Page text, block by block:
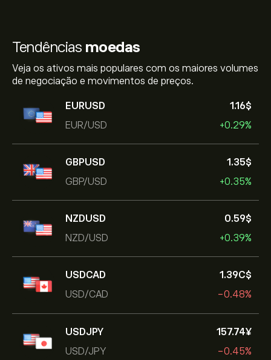
Tendências moedas
Veja os ativos mais populares com os maiores volumes
de negociação e movimentos de preços.
EURUSD
EUR/USD
1.16‎$‎
+0.29%
GBPUSD
GBP/USD
1.35‎$‎
+0.35%
NZDUSD
NZD/USD
0.59‎$‎
+0.39%
USDCAD
USD/CAD
1.39‎C$‎
-0.48%
USDJPY
USD/JPY
157.74‎¥‎
-0.45%